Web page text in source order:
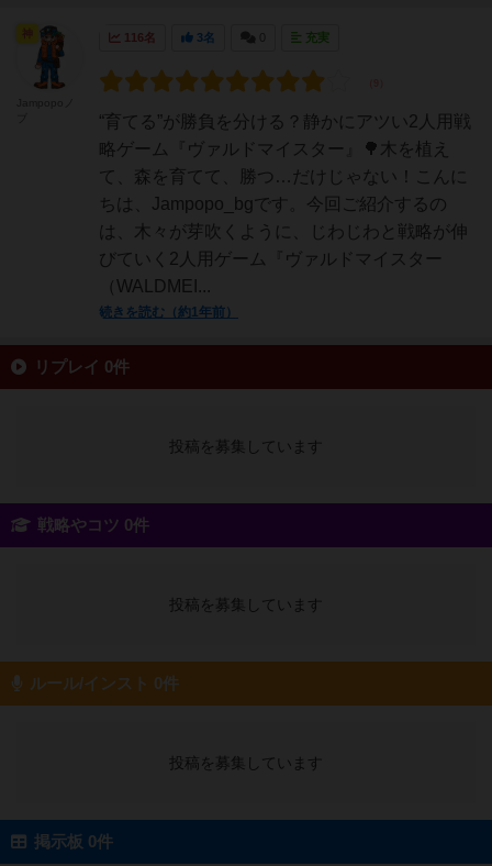
116名 3名 充実
“育てる”が勝負を分ける？静かにアツい2人用戦
略ゲーム『ヴァルドマイスター』🌳木を植え
て、森を育てて、勝つ…だけじゃない！こんに
ちは、Jampopo_bgです。今回ご紹介するの
は、木々が芽吹くように、じわじわと戦略が伸
びていく2人用ゲーム『ヴァルドマイスター
（WALDMEI...
続きを読む（約1年前）
リプレイ 0件
投稿を募集しています
戦略やコツ 0件
投稿を募集しています
ルール/インスト 0件
投稿を募集しています
掲示板 0件